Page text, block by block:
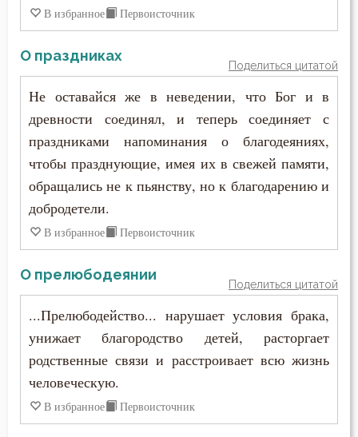
Помощь Божия
Порок
Пост
Похвала
Похоть
Праведность
Привычки
Пример
Причастие
В избранное Первоисточник
О праздниках
Поделиться цитатой
Не оставайся же в неведении, что Бог и в
древности соединял, и теперь соединяет с
праздниками напоминания о благодеяниях,
чтобы празднующие, имея их в свежей памяти,
обращались не к пьянству, но к благодарению и
добродетели.
В избранное Первоисточник
О прелюбодеянии
Поделиться цитатой
...Прелюбодейство... нарушает условия брака,
унижает благородство детей, расторгает
родственные связи и расстроивает всю жизнь
человеческую.
В избранное Первоисточник